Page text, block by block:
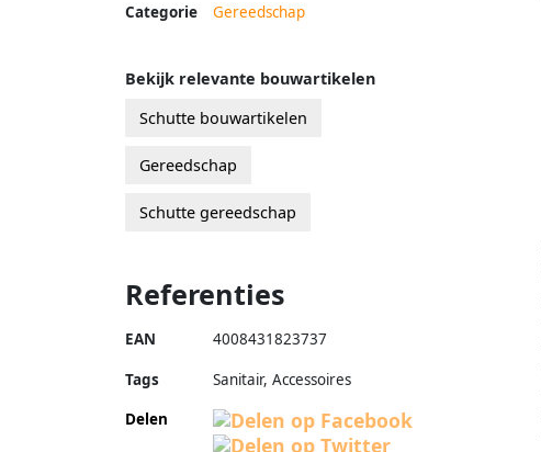
Categorie Gereedschap
Bekijk relevante bouwartikelen
Schutte bouwartikelen
Gereedschap
Schutte gereedschap
Referenties
EAN 4008431823737
Tags
Sanitair, Accessoires
Delen